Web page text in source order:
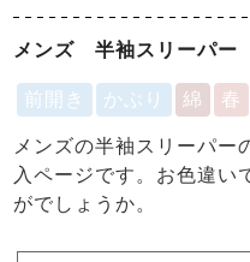
メンズ 半袖スリーパー
前開き かぶり 綿 春
メンズの半袖スリーパー
入ページです。お色違い
がでしょうか。